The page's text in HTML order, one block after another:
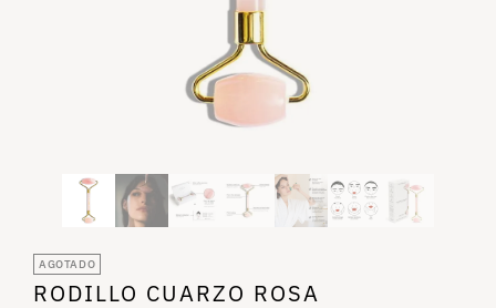
AGOTADO
RODILLO CUARZO ROSA